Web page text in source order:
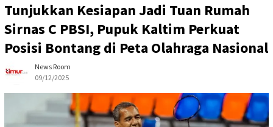
Tunjukkan Kesiapan Jadi Tuan Rumah
Sirnas C PBSI, Pupuk Kaltim Perkuat
Posisi Bontang di Peta Olahraga Nasional
News Room
09/12/2025